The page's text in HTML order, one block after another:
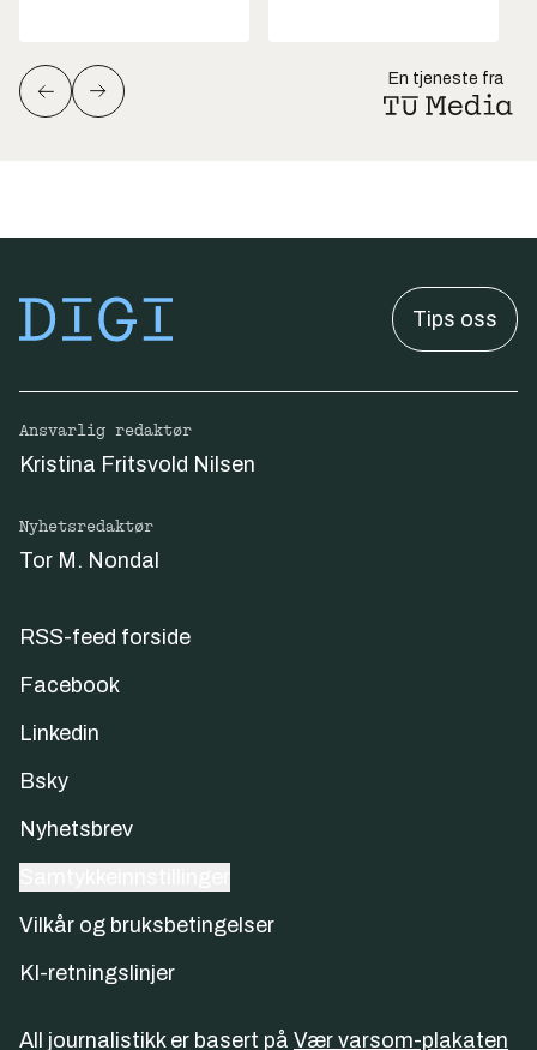
En tjeneste fra
Tips oss
Ansvarlig redaktør
Kristina Fritsvold Nilsen
Nyhetsredaktør
Tor M. Nondal
RSS-feed forside
Facebook
Linkedin
Bsky
Nyhetsbrev
Vilkår og bruksbetingelser
KI-retningslinjer
All journalistikk er basert på Vær varsom-plakaten